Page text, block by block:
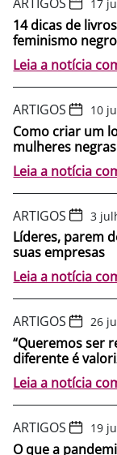
17
14 dicas de
feminismo negro
Leia a notícia
ARTIGOS 10
Como criar um
mulheres negras
Leia a notícia
ARTIGOS 3
Líderes, parem
suas empresas
Leia a notícia
ARTIGOS 26
“Queremos ser
diferente é
Leia a notícia
ARTIGOS 19
O que a